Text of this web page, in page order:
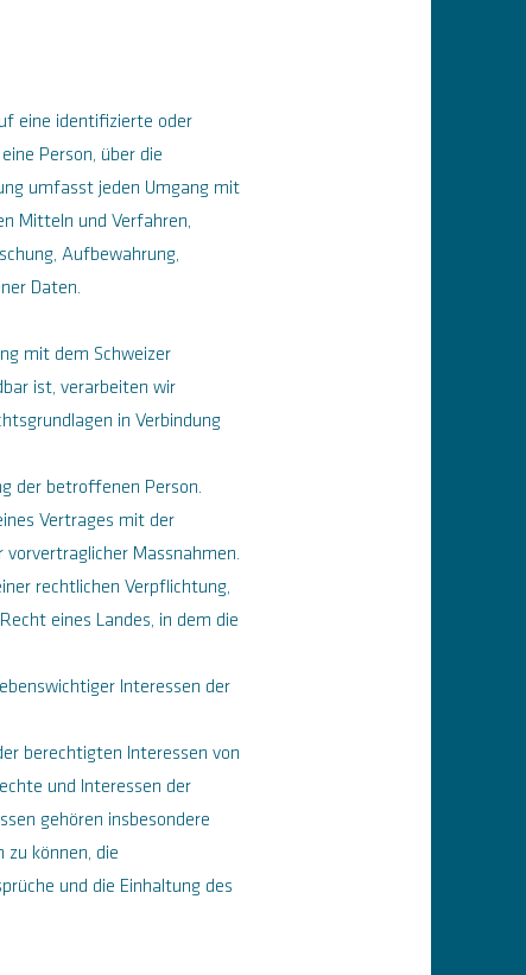
eine identifizierte oder
Person, über die
umfasst jeden Umgang mit
Mitteln und Verfahren,
Aufbewahrung,
Daten.
mit dem Schweizer
ist, verarbeiten wir
in Verbindung
der betroffenen Person.
Vertrages mit der
Massnahmen.
rechtlichen Verpflichtung,
eines Landes, in dem die
Interessen der
berechtigten Interessen von
und Interessen der
gehören insbesondere
können, die
und die Einhaltung des